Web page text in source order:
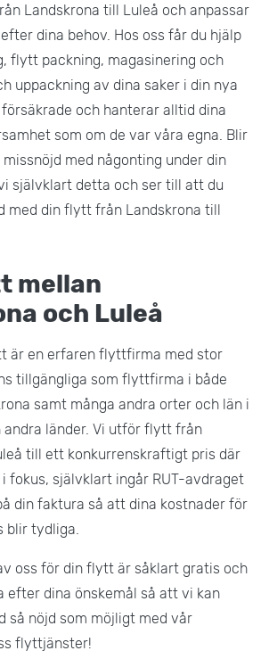
Landskrona till Luleå och anpassar
dina behov. Hos oss får du hjälp
flytt packning, magasinering och
uppackning av dina saker i din nya
och hanterar alltid dina
som om de var våra egna. Blir
med någonting under din
självklart detta och ser till att du
med din flytt från Landskrona till
mellan
och Luleå
är en erfaren flyttfirma med stor
tillgängliga som flyttfirma i både
samt många andra orter och län i
andra länder. Vi utför flytt från
till ett konkurrenskraftigt pris där
fokus, självklart ingår RUT-avdraget
din faktura så att dina kostnader för
tydliga.
oss för din flytt är såklart gratis och
efter dina önskemål så att vi kan
så nöjd som möjligt med vår
flyttjänster!